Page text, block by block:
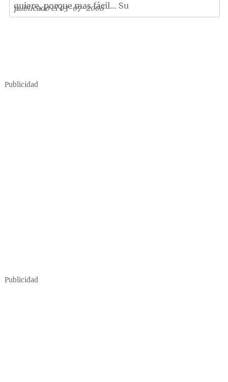
quiere, porque mas fácil… Su
publicado el 03-07-2008
Publicidad
Publicidad